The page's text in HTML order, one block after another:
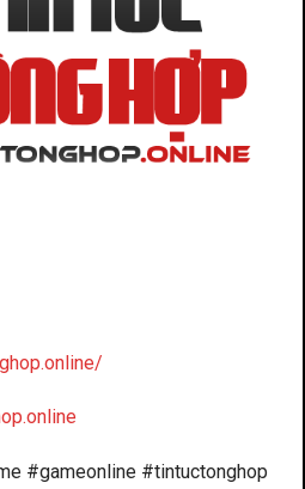
#gameonline #tintuctonghop